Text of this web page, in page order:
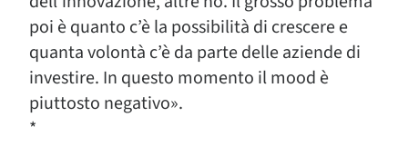
poi è quanto c’è la possibilità di crescere e
quanta volontà c’è da parte delle aziende di
investire. In questo momento il mood è
piuttosto negativo».
*